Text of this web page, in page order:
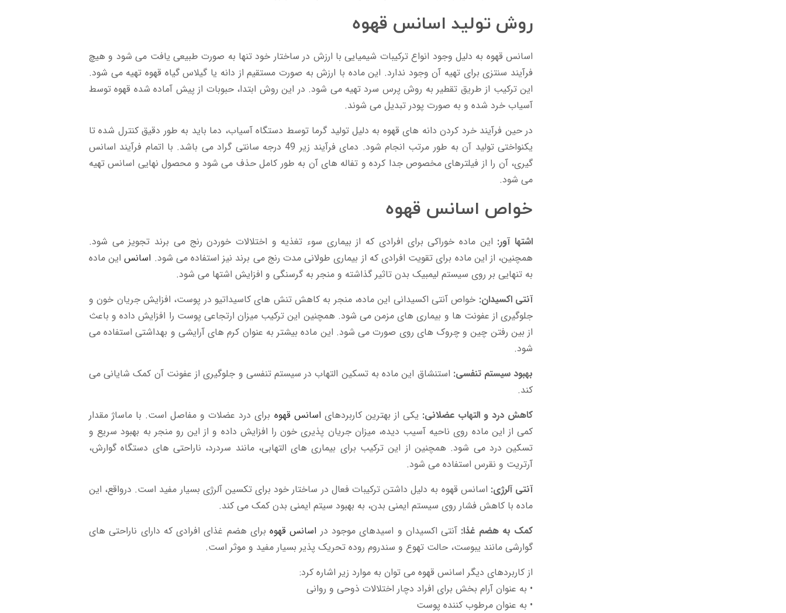
روش تولید اسانس قهوه
اسانس قهوه به دلیل وجود انواع ترکیبات شیمیایی با ارزش در ساختار خود تنها به صورت طبیعی یافت می شود و هیچ
فرآیند سنتزی برای تهیه آن وجود ندارد. این ماده با ارزش به صورت مستقیم از دانه یا گیلاس گیاه قهوه تهیه می شود.
این ترکیب از طریق تقطیر به روش پرس سرد تهیه می شود. در این روش ابتدا، حبوبات از پیش آماده شده قهوه توسط
آسیاب خرد شده و به صورت پودر تبدیل می شوند.
در حین فرآیند خرد کردن دانه های قهوه به دلیل تولید گرما توسط دستگاه آسیاب، دما باید به طور دقیق کنترل شده تا
یکنواختی تولید آن به طور مرتب انجام شود. دمای فرآیند زیر 49 درجه سانتی گراد می باشد. با اتمام فرآیند اسانس
گیری، آن را از فیلترهای مخصوص جدا کرده و تفاله های آن به طور کامل حذف می شود و محصول نهایی اسانس تهیه
می شود.
خواص اسانس قهوه
اشتها آور: این ماده خوراکی برای افرادی که از بیماری سوء تغذیه و اختلالات خوردن رنج می برند تجویز می شود.
همچنین، از این ماده برای تقویت افرادی که از بیماری طولانی مدت رنج می برند نیز استفاده می شود. اسانساین ماده
به تنهایی بر روی سیستم لیمبیک بدن تاثیر گذاشته و منجر به گرسنگی و افزایش اشتها می شود.
آنتی اکسیدان: خواص آنتی اکسیدانی این ماده، منجر به کاهش تنش های کاسیداتیو در پوست، افزایش جریان خون و
جلوگیری از عفونت ها و بیماری های مزمن می شود. همچنین این ترکیب میزان ارتجاعی پوست را افزایش داده و باعث
از بین رفتن چین و چروک های روی صورت می شود. این ماده بیشتر به عنوان کرم های آرایشی و بهداشتی استفاده می
شود.
بهبود سیستم تنفسی: استنشاق این ماده به تسکین التهاب در سیستم تنفسی و جلوگیری از عفونت آن کمک شایانی می
کند.
کاهش درد و التهاب عضلانی: یکی از بهترین کاربردهای اسانس قهوه برای درد عضلات و مفاصل است. با ماساژ مقدار
کمی از این ماده روی ناحیه آسیب دیده، میزان جریان پذیری خون را افزایش داده و از این رو منجر به بهبود سریع و
تسکین درد می شود. همچنین از این ترکیب برای بیماری های التهابی، مانند سردرد، ناراحتی های دستگاه گوارش،
آرتریت و نقرس استفاده می شود.
آنتی آلرژی: اسانس قهوه به دلیل داشتن ترکیبات فعال در ساختار خود برای تکسین آلرژی بسیار مفید است. درواقع، این
ماده با کاهش فشار روی سیستم ایمنی بدن، به بهبود سیتم ایمنی بدن کمک می کند.
کمک به هضم غذا: آنتی اکسیدان و اسیدهای موجود در اسانس قهوهبرای هضم غذای افرادی که دارای ناراحتی های
گوارشی مانند یبوست، حالت تهوع و سندروم روده تحریک پذیر بسیار مفید و موثر است.
از کاربردهای دیگر اسانس قهوه می توان به موارد زیر اشاره کرد:
• به عنوان آرام بخش برای افراد دچار اختلالات ذوحی و روانی
• به عنوان مرطوب کننده پوست